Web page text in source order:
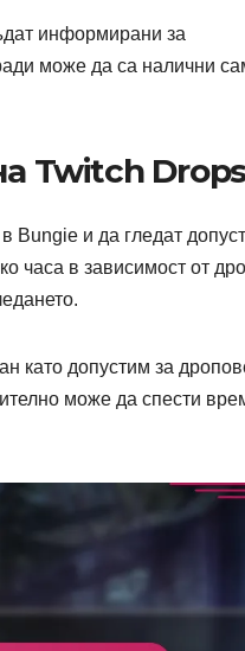
информирани за
може да са налични
Twitch Drops
Bungie и да гледат
часа в зависимост от
като допустим за
може да спести